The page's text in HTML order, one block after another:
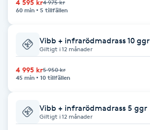
Barnklippning
BIAB
Blowout
Brynformning
4 595 kr4 975 kr
60 min
5 tillfällen
Vibb + infrarödmadrass 10 ggr
Giltigt i 12 månader
4 995 kr5 950 kr
45 min
10 tillfällen
Vibb + infrarödmadrass 5 ggr
Giltigt i 12 månader